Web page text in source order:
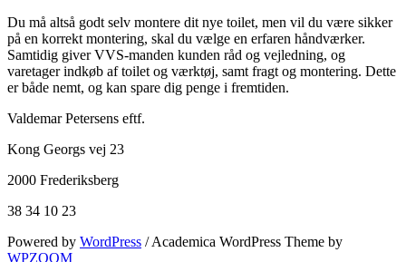
Du må altså godt selv montere dit nye toilet, men vil du være sikker
på en korrekt montering, skal du vælge en erfaren håndværker.
Samtidig giver VVS-manden kunden råd og vejledning, og
varetager indkøb af toilet og værktøj, samt fragt og montering. Dette
er både nemt, og kan spare dig penge i fremtiden.
Valdemar Petersens eftf.
Kong Georgs vej 23
2000 Frederiksberg
38 34 10 23
Powered by WordPress / Academica WordPress Theme by
WPZOOM